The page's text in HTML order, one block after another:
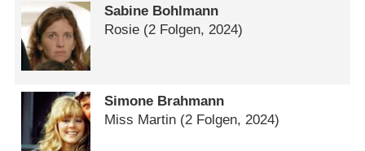
Sabine Bohlmann
Rosie (2 Folgen, 2024)
Simone Brahmann
Miss Martin (2 Folgen, 2024)